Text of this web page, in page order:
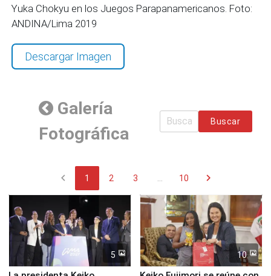
Yuka Chokyu en los Juegos Parapanamericanos. Foto:
ANDINA/Lima 2019
Descargar Imagen
Galería
Fotográfica
Buscar
chevron_left 1 2 3 10 chevron_right
5 10